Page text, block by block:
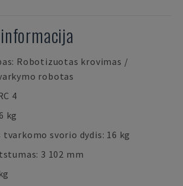
Robotizuotas krovimas /
robotas
4
kg
tvarkomo svorio dydis: 16 kg
3 102 mm